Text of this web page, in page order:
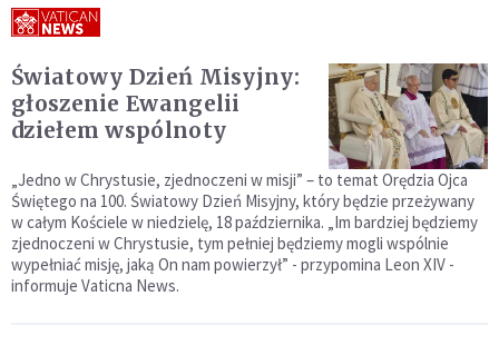
Światowy Dzień Misyjny:
głoszenie Ewangelii
dziełem wspólnoty
„Jedno w Chrystusie, zjednoczeni w misji” – to temat Orędzia Ojca
Świętego na 100. Światowy Dzień Misyjny, który będzie przeżywany
w całym Kościele w niedzielę, 18 października. „Im bardziej będziemy
zjednoczeni w Chrystusie, tym pełniej będziemy mogli wspólnie
wypełniać misję, jaką On nam powierzył” - przypomina Leon XIV -
informuje Vaticna News.